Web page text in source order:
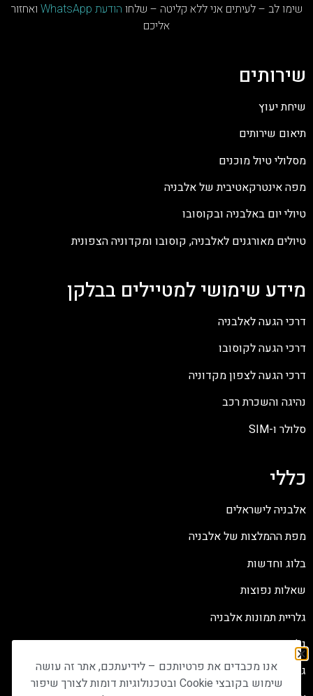
שימו לב – לעיתים אני ללא קליטה – שלחו הודעת WhatsApp ואחזור
אליכם
שירותים
שיחת יעוץ
תיאום שירותים
מסלולי טיול מוכנים
מפה אינטרקאטיבית של אלבניה
טיולי יום באלבניה ובקוסובו
טיולים מאורגנים לאלבניה, קוסובו ומקדוניה הצפונית
מידע שימושי למטיילים בבלקן
דרכי הגעה לאלבניה
דרכי הגעה לקוסובו
דרכי הגעה לצפון מקדוניה
נהיגה והשכרת רכב
סלולר ו-SIM
כללי
אלבניה לישראלים
מפת ההמלצות של אלבניה
בלוג וחדשות
שאלות נפוצות
גלריית תמונות אלבניה
גלריית תמונות קוסובו
גלריית תמונות צפון מקדוניה
אנו מכבדים את פרטיותכם – לידיעתכם, אתר זה עושה
שימוש בקובצי Cookie ובטכנולוגיות דומות לצורך שיפור